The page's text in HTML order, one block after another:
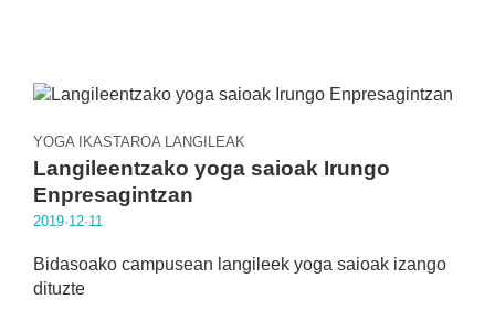
YOGA IKASTAROA LANGILEAK
Langileentzako yoga saioak Irungo
Enpresagintzan
2019·12·11
Bidasoako campusean langileek yoga saioak izango
dituzte